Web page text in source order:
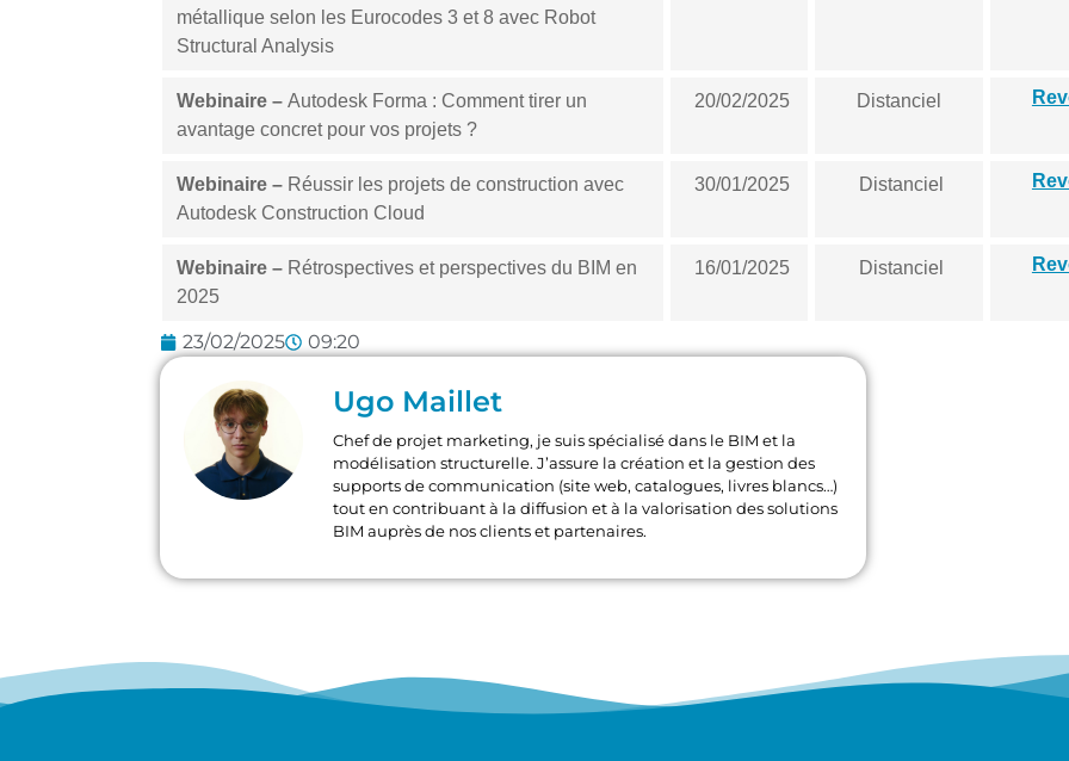
métallique selon les Eurocodes 3 et 8 avec Robot
Structural Analysis
Webinaire – Autodesk Forma : Comment tirer un
avantage concret pour vos projets ?
20/02/2025 Distanciel
Webinaire – Réussir les projets de construction avec
Autodesk Construction Cloud
30/01/2025 Distanciel
Webinaire – Rétrospectives et perspectives du BIM en
2025
16/01/2025 Distanciel
23/02/2025 09:20
Ugo Maillet
Chef de projet marketing, je suis spécialisé dans le BIM et la
modélisation structurelle. J’assure la création et la gestion des
supports de communication (site web, catalogues, livres blancs…)
tout en contribuant à la diffusion et à la valorisation des solutions
BIM auprès de nos clients et partenaires.